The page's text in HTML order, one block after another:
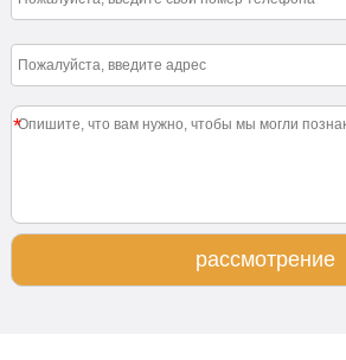
*
рассмотрение